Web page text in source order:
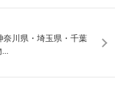
奈川県・埼玉県・千葉